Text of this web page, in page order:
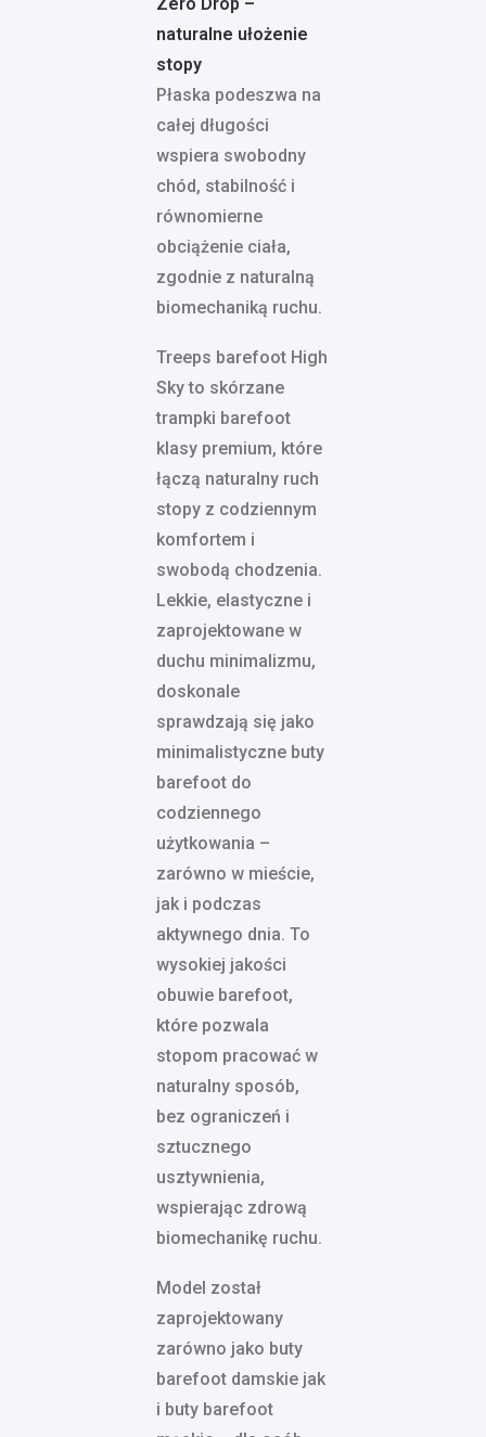
naturalne ułożenie
stopy
Płaska podeszwa na
całej długości
wspiera swobodny
chód, stabilność i
równomierne
obciążenie ciała,
zgodnie z naturalną
biomechaniką ruchu.
Treeps barefoot High
Sky to skórzane
trampki barefoot
klasy premium, które
łączą naturalny ruch
stopy z codziennym
komfortem i
swobodą chodzenia.
Lekkie, elastyczne i
zaprojektowane w
duchu minimalizmu,
doskonale
sprawdzają się jako
minimalistyczne buty
barefoot do
codziennego
użytkowania –
zarówno w mieście,
jak i podczas
aktywnego dnia. To
wysokiej jakości
obuwie barefoot,
które pozwala
stopom pracować w
naturalny sposób,
bez ograniczeń i
sztucznego
usztywnienia,
wspierając zdrową
biomechanikę ruchu.
Model został
zaprojektowany
zarówno jako buty
barefoot damskie jak
i buty barefoot